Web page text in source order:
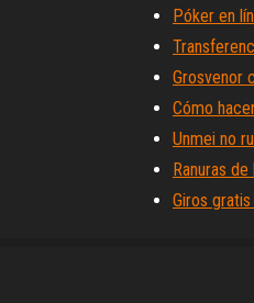
Póker en
Grosvenor
Cómo
Unmei no
Ranuras
Giros